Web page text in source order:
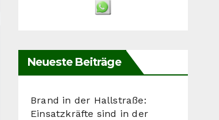
Neueste Beiträge
Brand in der Hallstraße:
Einsatzkräfte sind in der